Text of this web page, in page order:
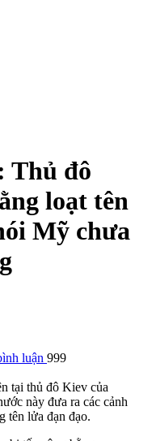
Thủ đô
loạt tên
Mỹ chưa
luận 999
tại thủ đô Kiev của
này đưa ra các cảnh
tên lửa đạn đạo.